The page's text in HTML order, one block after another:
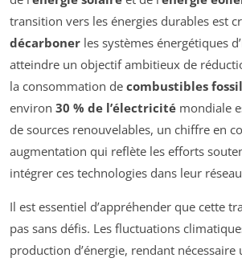
transition vers les énergies durables est
décarboner les systèmes énergétiques
atteindre un objectif ambitieux de
la consommation de combustibles
environ 30 % de l’électricité mondiale
de sources renouvelables, un chiffre en
augmentation qui reflète les efforts
intégrer ces technologies dans leur
Il est essentiel d’appréhender que cette
pas sans défis. Les fluctuations
production d’énergie, rendant nécessaire